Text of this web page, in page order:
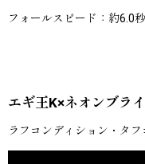
フォールスピード：約6.0
エギ王K×ネオンブラ
ラフコンディション・タ